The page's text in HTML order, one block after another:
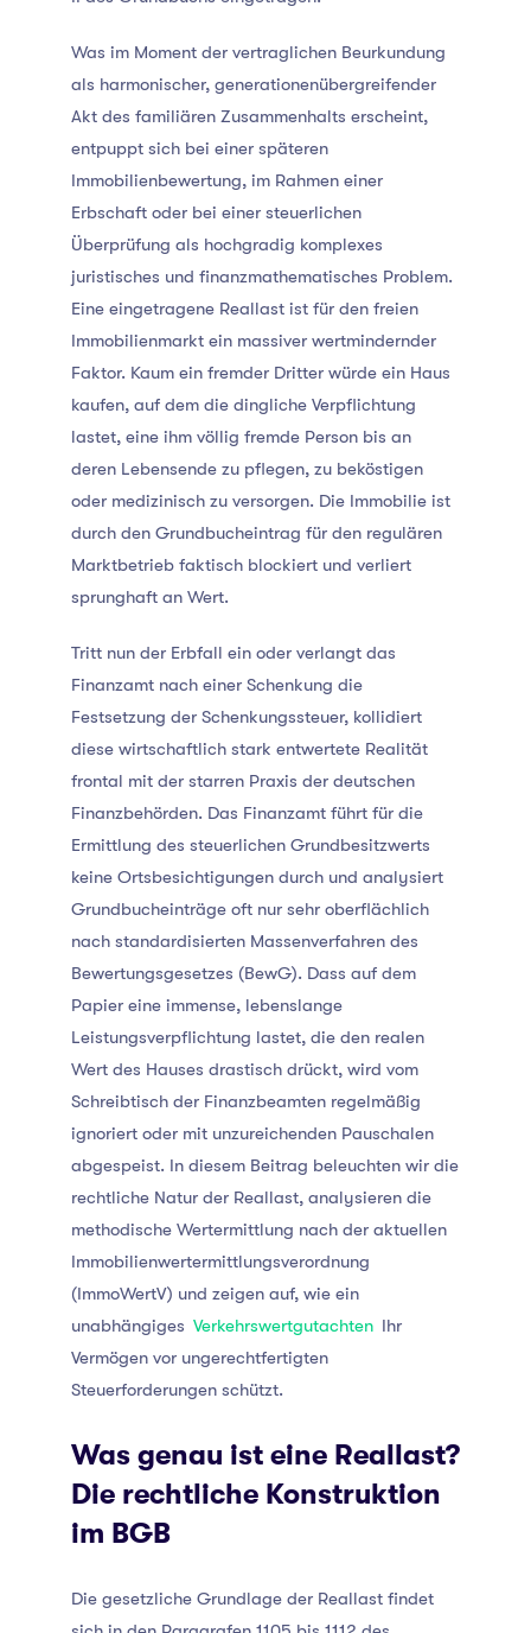
Was im Moment der vertraglichen Beurkundung
als harmonischer, generationenübergreifender
Akt des familiären Zusammenhalts erscheint,
entpuppt sich bei einer späteren
Immobilienbewertung, im Rahmen einer
Erbschaft oder bei einer steuerlichen
Überprüfung als hochgradig komplexes
juristisches und finanzmathematisches Problem.
Eine eingetragene Reallast ist für den freien
Immobilienmarkt ein massiver wertmindernder
Faktor. Kaum ein fremder Dritter würde ein Haus
kaufen, auf dem die dingliche Verpflichtung
lastet, eine ihm völlig fremde Person bis an
deren Lebensende zu pflegen, zu beköstigen
oder medizinisch zu versorgen. Die Immobilie ist
durch den Grundbucheintrag für den regulären
Marktbetrieb faktisch blockiert und verliert
sprunghaft an Wert.
Tritt nun der Erbfall ein oder verlangt das
Finanzamt nach einer Schenkung die
Festsetzung der Schenkungssteuer, kollidiert
diese wirtschaftlich stark entwertete Realität
frontal mit der starren Praxis der deutschen
Finanzbehörden. Das Finanzamt führt für die
Ermittlung des steuerlichen Grundbesitzwerts
keine Ortsbesichtigungen durch und analysiert
Grundbucheinträge oft nur sehr oberflächlich
nach standardisierten Massenverfahren des
Bewertungsgesetzes (BewG). Dass auf dem
Papier eine immense, lebenslange
Leistungsverpflichtung lastet, die den realen
Wert des Hauses drastisch drückt, wird vom
Schreibtisch der Finanzbeamten regelmäßig
ignoriert oder mit unzureichenden Pauschalen
abgespeist. In diesem Beitrag beleuchten wir die
rechtliche Natur der Reallast, analysieren die
methodische Wertermittlung nach der aktuellen
Immobilienwertermittlungsverordnung
(ImmoWertV) und zeigen auf, wie ein
unabhängiges Verkehrswertgutachten Ihr
Vermögen vor ungerechtfertigten
Steuerforderungen schützt.
Was genau ist eine Reallast?
Die rechtliche Konstruktion
im BGB
Die gesetzliche Grundlage der Reallast findet